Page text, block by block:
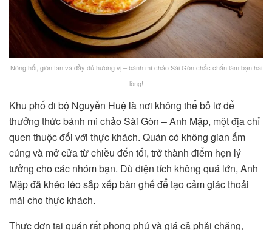
Nóng hổi, giòn tan và đầy đủ hương vị – bánh mì chảo Sài Gòn chắc chắn làm bạn hài
lòng!
Khu phố đi bộ Nguyễn Huệ là nơi không thể bỏ lỡ để
thưởng thức bánh mì chảo Sài Gòn – Anh Mập, một địa chỉ
quen thuộc đối với thực khách. Quán có không gian ấm
cúng và mở cửa từ chiều đến tối, trở thành điểm hẹn lý
tưởng cho các nhóm bạn. Dù diện tích không quá lớn, Anh
Mập đã khéo léo sắp xếp bàn ghế để tạo cảm giác thoải
mái cho thực khách.
Thực đơn tại quán rất phong phú và giá cả phải chăng,